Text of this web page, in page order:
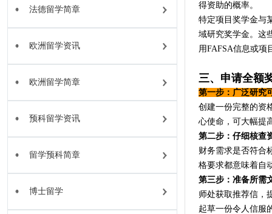
法德留学简章
欧洲留学资讯
欧洲留学简章
预科留学资讯
留学预科简章
博士留学
得资助的概率。
特定项目奖学金与
域研究奖学金。这
用FAFSA信息或项
三、申请全额
第一步：广泛研究
创建一份完整的资
心使命，可大幅提
第二步：仔细核查
财务需求是否符合
格要求都意味着自
第三步：准备所需
师处获取推荐信，
起草一份令人信服